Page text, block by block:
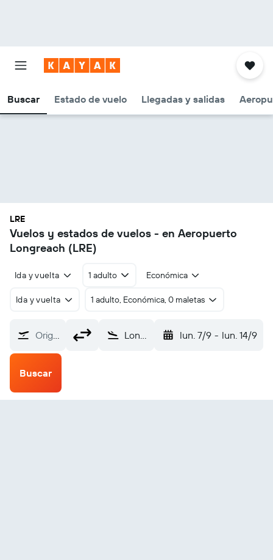
Buscar Estado de vuelo Llegadas y salidas
LRE
Vuelos y estados de vuelos - en Aeropuerto
Longreach (LRE)
Ida y vuelta 1 adulto Económica
Ida y vuelta 1 adulto, Económica, 0 maletas
Origen Longreach (LRE) lun. 7/9 - lun. 14/9
Buscar